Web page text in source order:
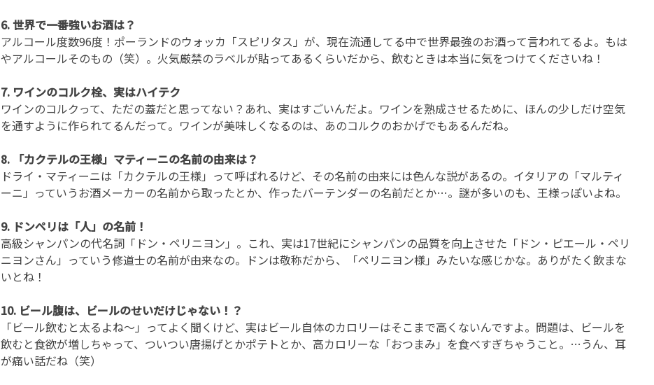
6. 世界で一番強いお酒は？
アルコール度数96度！ポーランドのウォッカ「スピリタス」が、現在流通してる中で世界最強のお酒って言われてるよ。もは
やアルコールそのもの（笑）。火気厳禁のラベルが貼ってあるくらいだから、飲むときは本当に気をつけてくださいね！
7. ワインのコルク栓、実はハイテク
ワインのコルクって、ただの蓋だと思ってない？あれ、実はすごいんだよ。ワインを熟成させるために、ほんの少しだけ空気
を通すように作られてるんだって。ワインが美味しくなるのは、あのコルクのおかげでもあるんだね。
8. 「カクテルの王様」マティーニの名前の由来は？
ドライ・マティーニは「カクテルの王様」って呼ばれるけど、その名前の由来には色んな説があるの。イタリアの「マルティ
ーニ」っていうお酒メーカーの名前から取ったとか、作ったバーテンダーの名前だとか…。謎が多いのも、王様っぽいよね。
9. ドンペリは「人」の名前！
高級シャンパンの代名詞「ドン・ペリニヨン」。これ、実は17世紀にシャンパンの品質を向上させた「ドン・ピエール・ペリ
ニヨンさん」っていう修道士の名前が由来なの。ドンは敬称だから、「ペリニヨン様」みたいな感じかな。ありがたく飲まな
いとね！
10. ビール腹は、ビールのせいだけじゃない！？
「ビール飲むと太るよね〜」ってよく聞くけど、実はビール自体のカロリーはそこまで高くないんですよ。問題は、ビールを
飲むと食欲が増しちゃって、ついつい唐揚げとかポテトとか、高カロリーな「おつまみ」を食べすぎちゃうこと。…うん、耳
が痛い話だね（笑）